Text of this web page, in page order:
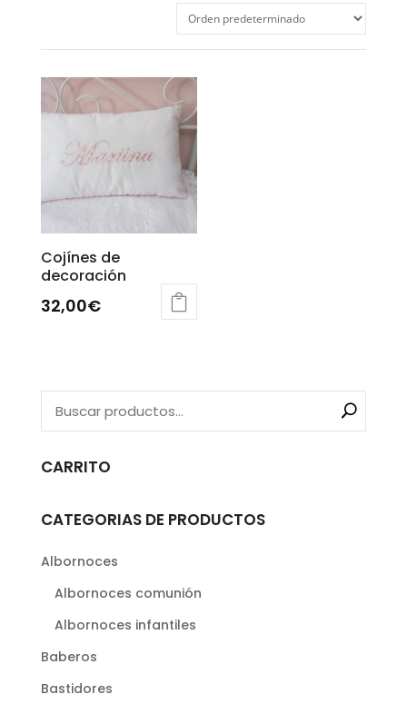
Cojínes de
decoración
32,00€
múltiples
variantes.
opciones
pueden
elegir
página
de
CARRITO
CATEGORIAS DE PRODUCTOS
Albornoces
Albornoces comunión
Albornoces infantiles
Baberos
Bastidores